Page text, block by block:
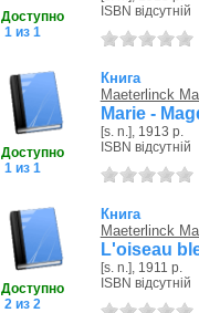
Доступно
1 из 1
ISBN відсутній
Доступно
1 из 1
Книга
Maeterlinck
Marie -
[s. n.], 1913 р.
ISBN відсутній
Доступно
2 из 2
Книга
Maeterlinck
L'oiseau
[s. n.], 1911 р.
ISBN відсутній